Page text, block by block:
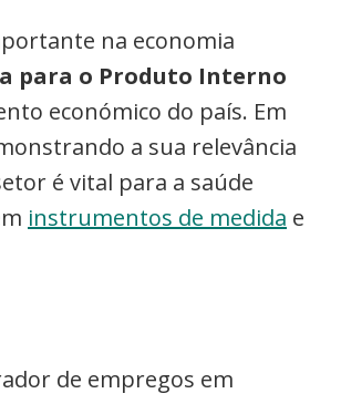
na economia
para o Produto Interno
económico do país. Em
a sua relevância
é vital para a saúde
instrumentos de medida e
de empregos em